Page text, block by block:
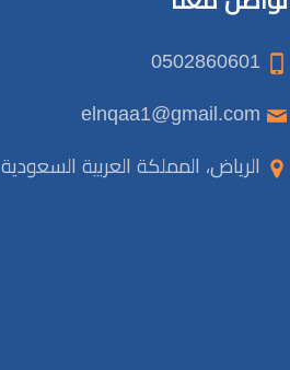
الرياض، المملكة العربية السعودية